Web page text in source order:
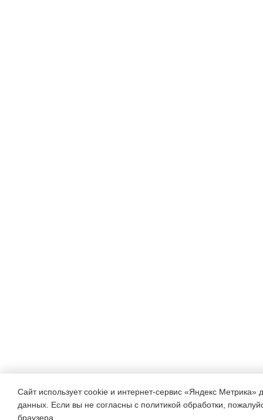
Сайт использует cookie и интернет-сервис «Яндекс Метрика»
данных. Если вы не согласны с политикой обработки,
браузера.